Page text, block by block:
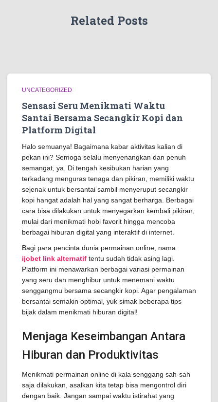
Related Posts
UNCATEGORIZED
Sensasi Seru Menikmati Waktu
Santai Bersama Secangkir Kopi dan
Platform Digital
Halo semuanya! Bagaimana kabar aktivitas kalian di
pekan ini? Semoga selalu menyenangkan dan penuh
semangat, ya. Di tengah kesibukan harian yang
terkadang menguras tenaga dan pikiran, memiliki waktu
sejenak untuk bersantai sambil menyeruput secangkir
kopi hangat adalah hal yang sangat berharga. Berbagai
cara bisa dilakukan untuk menyegarkan kembali pikiran,
mulai dari menikmati hobi favorit hingga mencoba
berbagai hiburan digital yang interaktif di internet.
Bagi para pencinta dunia permainan online, nama
ijobet link alternatif tentu sudah tidak asing lagi.
Platform ini menawarkan berbagai variasi permainan
yang seru dan menghibur untuk menemani waktu
senggangmu bersama secangkir kopi. Agar pengalaman
bersantai semakin optimal, yuk simak beberapa tips
bijak dalam menikmati hiburan digital!
Menjaga Keseimbangan Antara
Hiburan dan Produktivitas
Menikmati permainan online di kala senggang sah-sah
saja dilakukan, asalkan kita tetap bisa mengontrol diri
dengan baik. Jangan sampai waktu istirahat yang